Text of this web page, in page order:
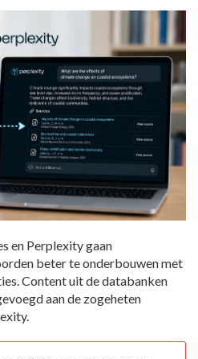
en Perplexity gaan
beter te onderbouwen met
Content uit de databanken
aan de zogeheten